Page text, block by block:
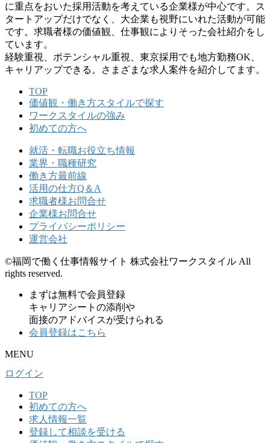
に重点をおいた採⽤活動を考えている企業様が中⼼です。ス
タートアップだけでなく、⼤企業も視野にいれた活動が可能
です。求職者様の価値観、仕事観によりそった会社紹介をし
ています。
経験重視、ポテンシャル重視、東京採⽤でも地⽅勤務OK、
キャリアップできる。さまざまな求⼈案件を紹介してます。
TOP
価値観・働き方スタイルで探す
ワークスタイルの強み
初めての方へ
就活・転職お役立ち情報
業界・職種研究
働き方最前線
活用の仕方Q＆A
求職者様お問合せ
企業様お問合せ
プライバシーポリシー
運営会社
©福岡で働く仕事情報サイト 株式会社ワークスタイル All
rights reserved.
まずは無料で会員登録
キャリアシートの添削や
面接のアドバイスが受けられる
会員登録はこちら
MENU
ログイン
TOP
初めての⽅へ
求人情報一覧
登録して相談を受ける